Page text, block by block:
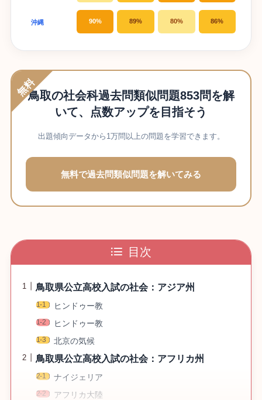
沖縄 90% 89% 80% 86%
無料鳥取の社会科過去問類似問題853問を解
いて、点数アップを目指そう
出題傾向データから1万問以上の問題を学習できます。
無料で過去問類似問題を解いてみる
目次
鳥取県公立高校入試の社会：アジア州
ヒンドゥー教
ヒンドゥー教
北京の気候
鳥取県公立高校入試の社会：アフリカ州
ナイジェリア
アフリカ大陸